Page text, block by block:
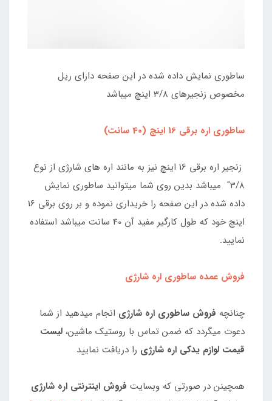
ساطوری نمایش داده شده در این صفحه دارای ریل
مخصوص زنجیرهای 3/8 اینچ میباشد
ساطوری اره برقی 16 اینچ (40 سانت )
زنجیر اره برقی 16 اینچ نیز به مانند اره های شارژی از نوع
3/8" میباشد بدین روی شما میتوانید ساطوری نمایش
داده شده در این صفحه را خریداری نموده و بر روی برقی 16
اینچ خود که طول کارگیر مفید آن 40 سانت میباشد استفاده
نمایید.
فروش عمده ساطوری اره شارژی
چنانچه فروش ساطوری اره شارژی انجام میدهید از شما
دعوت میگردد که ضمن تماس با روستیک ماشین، لیست
قیمت لوازم یدکی اره شارژی را دریافت نمایید
همچینن در صورتی که وبسایت فروش اینترنتی اره شارژی